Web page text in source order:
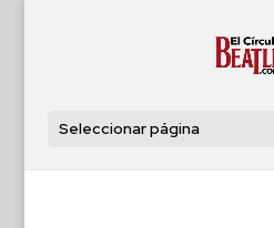
Seleccionar página